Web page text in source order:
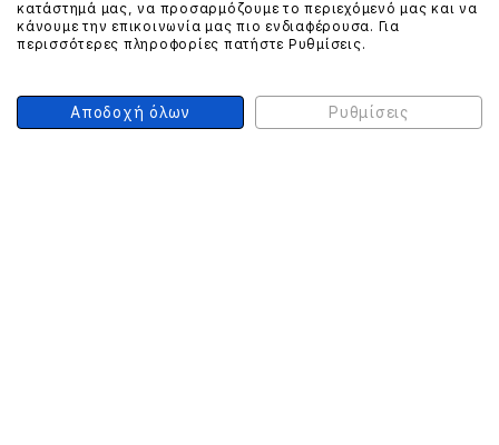
ΕΠΙΚΟΙΝΩΝΗΣΤΕ ΜΑΖΙ ΜΑΣ
210 999 4510
κατάστημά μας, να προσαρμόζουμε το περιεχόμενό μας και να
κάνουμε την επικοινωνία μας πιο ενδιαφέρουσα. Για
περισσότερες πληροφορίες πατήστε Ρυθμίσεις.
Αποδοχή όλων Ρυθμίσεις